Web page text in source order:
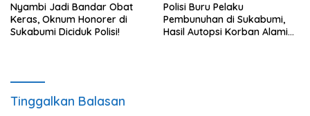
Nyambi Jadi Bandar Obat
Keras, Oknum Honorer di
Sukabumi Diciduk Polisi!
Polisi Buru Pelaku
Pembunuhan di Sukabumi,
Hasil Autopsi Korban Alami
Tinggalkan Balasan